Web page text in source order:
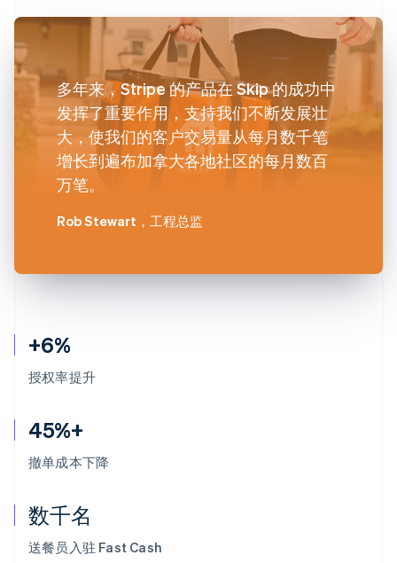
+6%
授权率提升
45%+
撤单成本下降
数千名
送餐员入驻 Fast Cash
多年来，Stripe 的产品在 Skip 的成功中
发挥了重要作用，支持我们不断发展壮
大，使我们的客户交易量从每月数千笔
增长到遍布加拿大各地社区的每月数百
万笔。
Rob Stewart ，工程总监
阿联酋
爱尔兰